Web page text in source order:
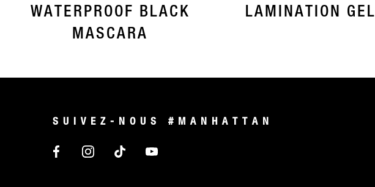
WATERPROOF BLACK
MASCARA
LAMINATION GEL
SUIVEZ-NOUS #MANHATTAN